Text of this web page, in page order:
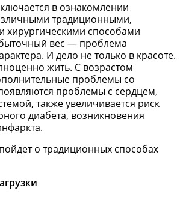
в ознакомлении
традиционными,
хирургическими способами
вес — проблема
И дело не только в красоте.
жить. С возрастом
проблемы со
проблемы с сердцем,
также увеличивается риск
диабета, возникновения
о традиционных способах